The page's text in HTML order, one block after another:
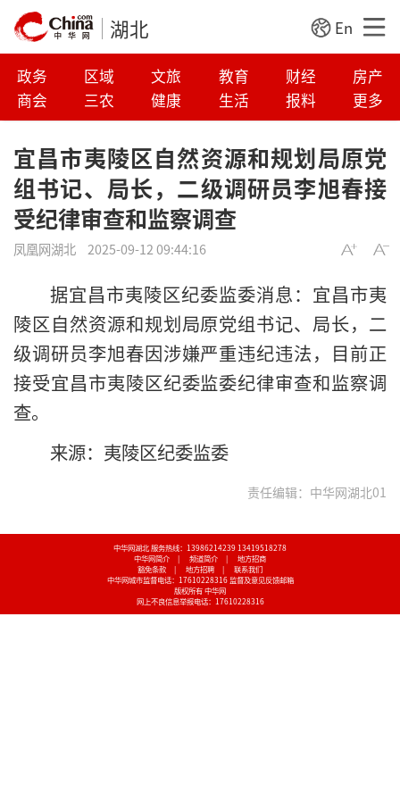
湖北 En
政务 区域 文旅 教育 财经
房产
商会
三农 健康 生活 报料 更多
宜昌市夷陵区自然资源和规划局原党
组书记、局长，二级调研员李旭春接
受纪律审查和监察调查
凤凰网湖北 2025-09-12 09:44:16
据宜昌市夷陵区纪委监委消息：宜昌市夷
陵区自然资源和规划局原党组书记、局长，二
级调研员李旭春因涉嫌严重违纪违法，目前正
接受宜昌市夷陵区纪委监委纪律审查和监察调
查。
来源：夷陵区纪委监委
责任编辑：中华网湖北01
中华网湖北 服务热线：13986214239 13419518278
中华网简介
| 频道简介 |
地方招商
豁免条款
| 地方招聘 |
联系我们
中华网城市监督电话：17610228316 监督及意见反馈邮箱
版权所有 中华网
网上不良信息举报电话：17610228316